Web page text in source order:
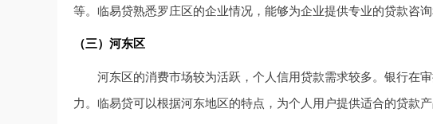
等。临易贷熟悉罗庄区的企业情况，能够为企业提供专业的贷款咨
（三）河东区
河东区的消费市场较为活跃，个人信用贷款需求较多。银行在
力。临易贷可以根据河东地区的特点，为个人用户提供适合的贷款产